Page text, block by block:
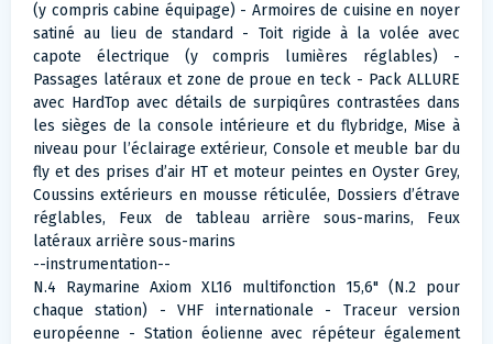
(y compris cabine équipage) - Armoires de cuisine en noyer
satiné au lieu de standard - Toit rigide à la volée avec
capote électrique (y compris lumières réglables) -
Passages latéraux et zone de proue en teck - Pack ALLURE
avec HardTop avec détails de surpiqûres contrastées dans
les sièges de la console intérieure et du flybridge, Mise à
niveau pour l’éclairage extérieur, Console et meuble bar du
fly et des prises d’air HT et moteur peintes en Oyster Grey,
Coussins extérieurs en mousse réticulée, Dossiers d’étrave
réglables, Feux de tableau arrière sous-marins, Feux
latéraux arrière sous-marins
--instrumentation--
N.4 Raymarine Axiom XL16 multifonction 15,6" (N.2 pour
chaque station) - VHF internationale - Traceur version
européenne - Station éolienne avec répéteur également